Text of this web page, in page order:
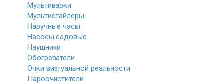
Мультиварки
Мультистайлеры
Наручные часы
Насосы садовые
Наушники
Обогреватели
Очки виртуальной реальности
Пароочистители